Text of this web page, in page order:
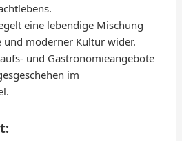
eine lebendige Mischung
und moderner Kultur wider.
und Gastronomieangebote
im